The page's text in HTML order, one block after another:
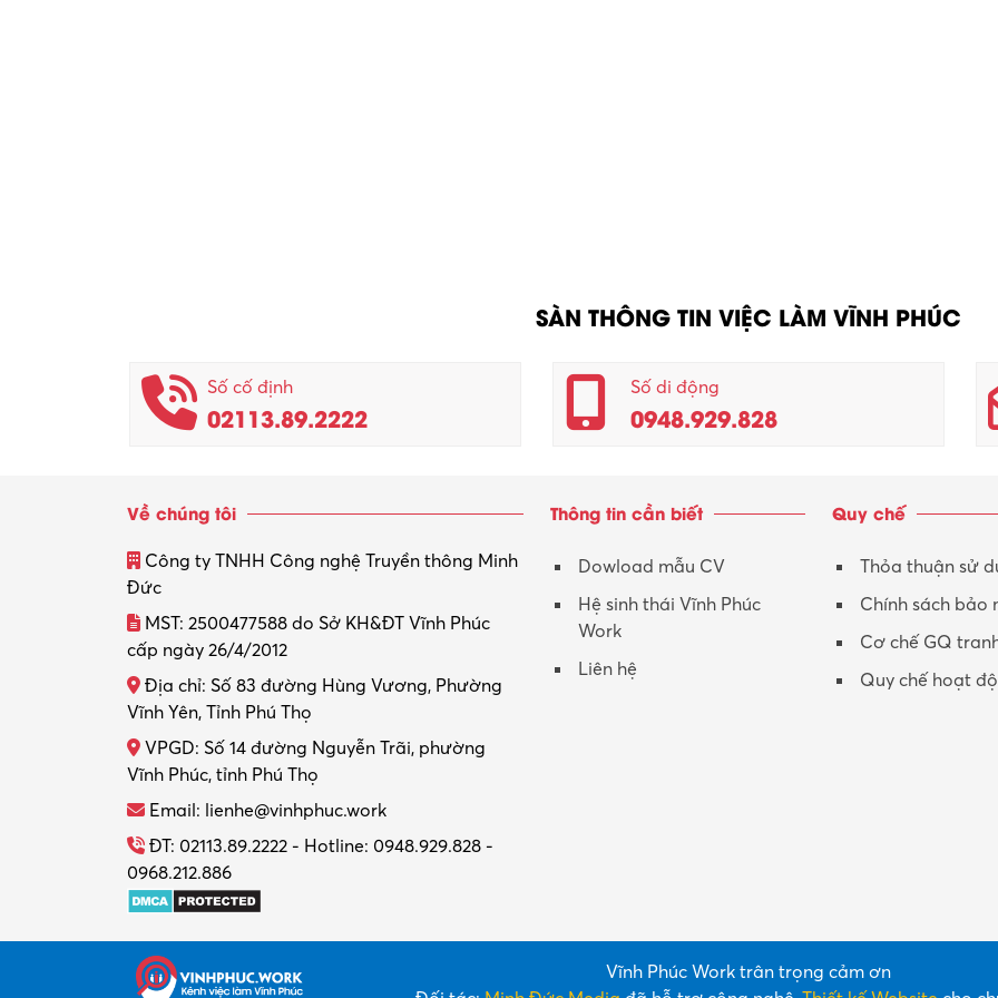
SÀN THÔNG TIN VIỆC LÀM VĨNH PHÚC
Số cố định
02113.89.2222
Số di động
0948.929.828
Về chúng tôi
Công ty TNHH Công nghệ Truyền thông Minh
Đức
MST: 2500477588 do Sở KH&ĐT Vĩnh Phúc
cấp ngày 26/4/2012
Địa chỉ: Số 83 đường Hùng Vương, Phường
Vĩnh Yên, Tỉnh Phú Thọ
VPGD: Số 14 đường Nguyễn Trãi, phường
Vĩnh Phúc, tỉnh Phú Thọ
Email: lienhe@vinhphuc.work
ĐT: 02113.89.2222 - Hotline: 0948.929.828 -
0968.212.886
Thông tin cần biết
Dowload mẫu CV
Hệ sinh thái Vĩnh Phúc
Work
Liên hệ
Quy chế
Thỏa thuận sử
Chính sách bảo
Cơ chế GQ
Quy chế hoạt
Vĩnh Phúc Work trân trọng cảm ơn